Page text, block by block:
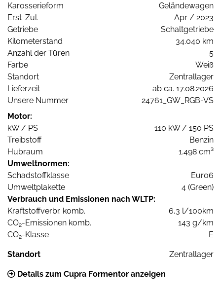
Karosserieform
Geländewagen
Erst-Zul.
Apr / 2023
Getriebe
Schaltgetriebe
Kilometerstand
34.040 km
Anzahl der Türen
5
Farbe
Weiß
Standort
Zentrallager
Lieferzeit
ab ca. 17.08.2026
Unsere Nummer
24761_GW_RGB-VS
Motor:
kW / PS
110 kW / 150 PS
Treibstoff
Benzin
Hubraum
1.498 cm³
Umweltnormen:
Schadstoffklasse
Euro6
Umweltplakette
4 (Green)
Verbrauch und Emissionen nach WLTP:
Kraftstoffverbr. komb.
6,3 l/100km
CO2-Emissionen komb.
143 g/km
CO2-Klasse E
Standort Zentrallager
Details zum Cupra Formentor anzeigen